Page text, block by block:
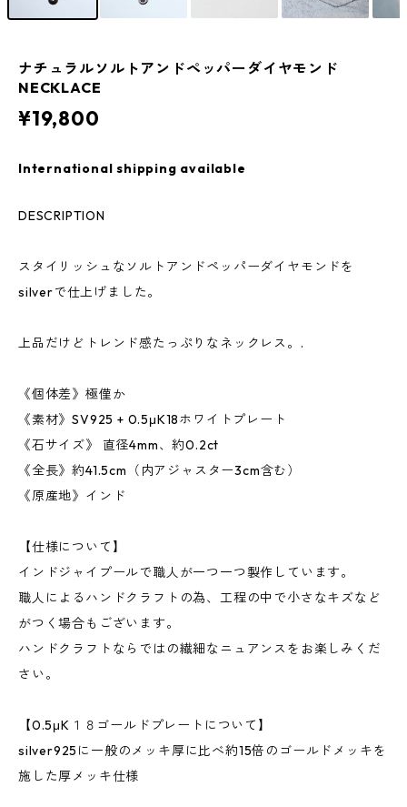
ナチュラルソルトアンドペッパーダイヤモンド
NECKLACE
¥19,800
International shipping available
DESCRIPTION
スタイリッシュなソルトアンドペッパーダイヤモンドを
silverで仕上げました。
上品だけどトレンド感たっぷりなネックレス。.
《個体差》極僅か
《素材》SV925 + 0.5μK18ホワイトプレート
《石サイズ》 直径4mm、約0.2ct
《全長》約41.5cm（内アジャスター3cm含む）
《原産地》インド
【仕様について】
インドジャイプールで職人が一つ一つ製作しています。
職人によるハンドクラフトの為、工程の中で小さなキズなど
がつく場合もございます。
ハンドクラフトならではの繊細なニュアンスをお楽しみくだ
さい。
【0.5μK１８ゴールドプレートについて】
silver925に一般のメッキ厚に比べ約15倍のゴールドメッキを
施した厚メッキ仕様